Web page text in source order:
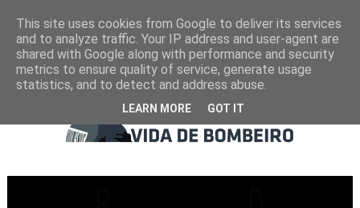
This site uses cookies from Google to deliver its services
and to analyze traffic. Your IP address and user-agent are
shared with Google along with performance and security
metrics to ensure quality of service, generate usage
statistics, and to detect and address abuse.
LEARN MORE GOT IT